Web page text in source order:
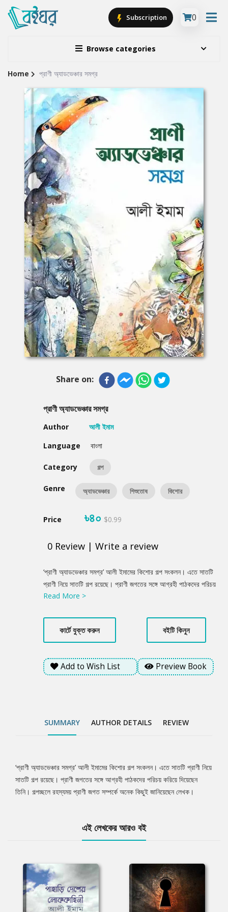
Browse categories
Subscription 0
Site
Breadcrumb
Home প্রাণী অ্যাডভেঞ্চার সমগ্র
Share on:
প্রাণী অ্যাডভেঞ্চার সমগ্র
Author
আলী ইমাম
Language
বাংলা
Category গল্প
Genre অ্যাডভেঞ্চার শিশুতোষ কিশোর
Price ৳৪০ $0.99
0 Review | Write a review
Product
Summery
‘প্রাণী অ্যাডভেঞ্চার সমগ্র’ আলী ইমামের কিশোর গল্প সংকলন। এতে সাতটি
প্রাণী নিয়ে সাতটি গল্প রয়েছে। প্রাণী জগতের সঙ্গে আগ্রহী পাঠকদের পরিচয়
করিয়ে দিয়েছেন তিনি। গল্পচ্ছলে রহস্যময় প্রাণী জগত সম্পর্কে অনেক কিছুই
Read More >
কার্টে যুক্ত করুন বইটি কিনুন
Add to Wish List Preview Book
SUMMARY AUTHOR DETAILS REVIEW
Tab
Article
‘প্রাণী অ্যাডভেঞ্চার সমগ্র’ আলী ইমামের কিশোর গল্প সংকলন। এতে সাতটি প্রাণী নিয়ে
সাতটি গল্প রয়েছে। প্রাণী জগতের সঙ্গে আগ্রহী পাঠকদের পরিচয় করিয়ে দিয়েছেন
তিনি। গল্পচ্ছলে রহস্যময় প্রাণী জগত সম্পর্কে অনেক কিছুই জানিয়েছেন লেখক।
এই লেখকের আরও বই